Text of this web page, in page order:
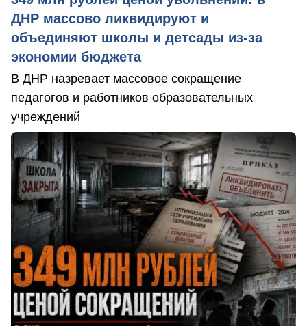
ДНР массово ликвидируют и
объединяют школы и детсады из-за
экономии бюджета
В ДНР назревает массовое сокращение
педагогов и работников образовательных
учреждений